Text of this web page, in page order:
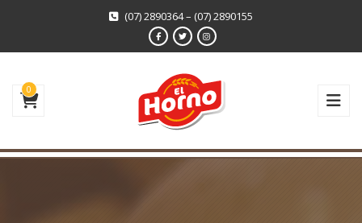
(07) 2890364 – (07) 2890155
0